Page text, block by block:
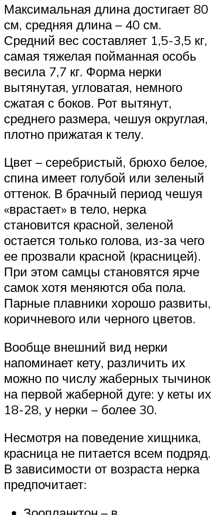
Максимальная длина достигает 80
см, средняя длина – 40 см.
Средний вес составляет 1,5-3,5 кг,
самая тяжелая пойманная особь
весила 7,7 кг. Форма нерки
вытянутая, угловатая, немного
сжатая с боков. Рот вытянут,
среднего размера, чешуя округлая,
плотно прижатая к телу.
Цвет – серебристый, брюхо белое,
спина имеет голубой или зеленый
оттенок. В брачный период чешуя
«врастает» в тело, нерка
становится красной, зеленой
остается только голова, из-за чего
ее прозвали красной (красницей).
При этом самцы становятся ярче
самок хотя меняются оба пола.
Парные плавники хорошо развиты,
коричневого или черного цветов.
Вообще внешний вид нерки
напоминает кету, различить их
можно по числу жаберных тычинок
на первой жаберной дуге: у кеты их
18-28, у нерки – более 30.
Несмотря на поведение хищника,
красница не питается всем подряд.
В зависимости от возраста нерка
предпочитает: